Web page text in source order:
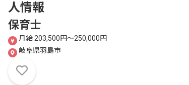
人情報
保育士
月給 203,500円〜250,000円
岐阜県羽島市